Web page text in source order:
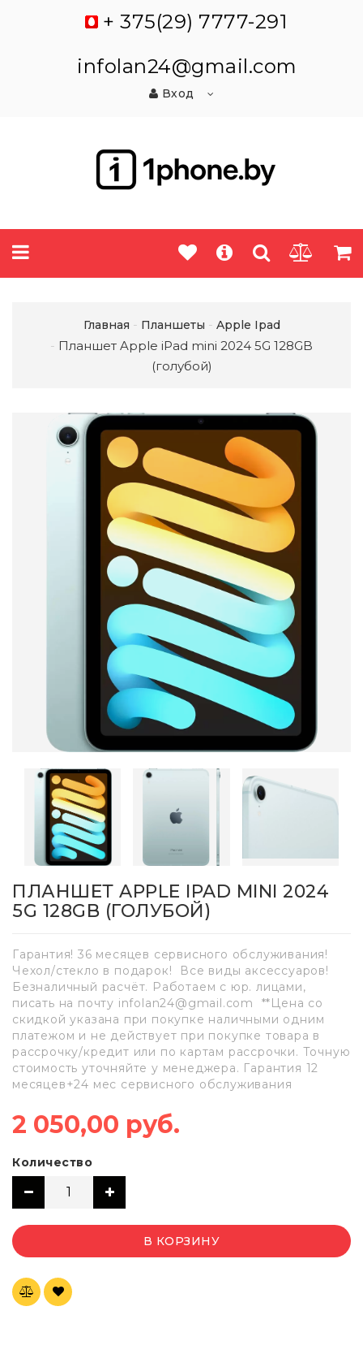
+ 375(29) 7777-291
infolan24@gmail.com
Вход
Главная Планшеты Apple Ipad
Планшет Apple iPad mini 2024 5G 128GB
(голубой)
ПЛАНШЕТ APPLE IPAD MINI 2024
5G 128GB (ГОЛУБОЙ)
Гарантия! 36 месяцев сервисного обслуживания!
Чехол/стекло в подарок! Все виды аксессуаров!
Безналичный расчёт. Работаем с юр. лицами,
писать на почту infolan24@gmail.com **Цена со
скидкой указана при покупке наличными одним
платежом и не действует при покупке товара в
рассрочку/кредит или по картам рассрочки. Точную
стоимость уточняйте у менеджера. Гарантия 12
месяцев+24 мес сервисного обслуживания
2 050,00 руб.
Количество
В КОРЗИНУ